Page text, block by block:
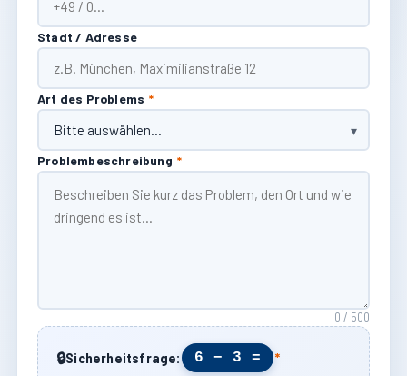
Stadt / Adresse
Art des Problems *
Problembeschreibung *
0 / 500
🔒Sicherheitsfrage: 6 − 3 = *